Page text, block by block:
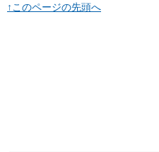
↑このページの先頭へ